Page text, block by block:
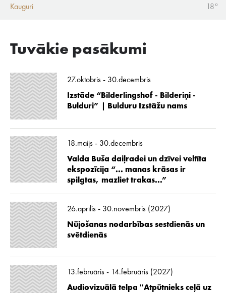
Kauguri
18°
Tuvākie pasākumi
27.oktobris - 30.decembris
Izstāde “Bilderlingshof - Bilderiņi -
Bulduri” | Bulduru Izstāžu nams
18.maijs - 30.decembris
Valda Buša daiļradei un dzīvei veltīta
ekspozīcija “... manas krāsas ir
spilgtas, mazliet trakas...”
26.aprīlis - 30.novembris (2027)
Nūjošanas nodarbības sestdienās un
svētdienās
13.februāris - 14.februāris (2027)
Audiovizuālā telpa ''Atpūtnieks ceļā uz